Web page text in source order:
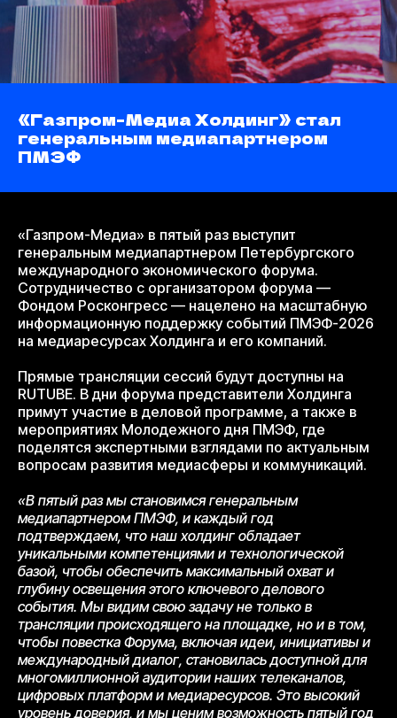
«Газпром-Медиа Холдинг» стал
генеральным медиапартнером
ПМЭФ
«Газпром-Медиа» в пятый раз выступит
генеральным медиапартнером Петербургского
международного экономического форума.
Сотрудничество с организатором форума —
Фондом Росконгресс — нацелено на масштабную
информационную поддержку событий ПМЭФ-2026
на медиаресурсах Холдинга и его компаний.
Прямые трансляции сессий будут доступны на
RUTUBE. В дни форума представители Холдинга
примут участие в деловой программе, а также в
мероприятиях Молодежного дня ПМЭФ, где
поделятся экспертными взглядами по актуальным
вопросам развития медиасферы и коммуникаций.
«В пятый раз мы становимся генеральным
медиапартнером ПМЭФ, и каждый год
подтверждаем, что наш холдинг обладает
уникальными компетенциями и технологической
базой, чтобы обеспечить максимальный охват и
глубину освещения этого ключевого делового
события. Мы видим свою задачу не только в
трансляции происходящего на площадке, но и в том,
чтобы повестка Форума, включая идеи, инициативы и
международный диалог, становилась доступной для
многомиллионной аудитории наших телеканалов,
цифровых платформ и медиаресурсов. Это высокий
уровень доверия, и мы ценим возможность пятый год